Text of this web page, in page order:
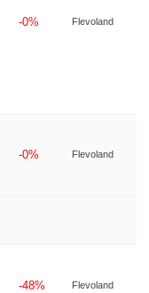
-0% Flevoland
-0% Flevoland
-48% Flevoland